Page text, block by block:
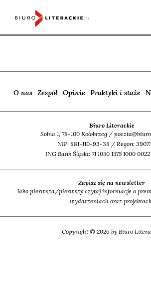
O nas Zespół Opinie Praktyki i staże
Biuro Literackie
Solna 1, 78-100 Kołobrzeg /
NIP: 881-110-93-38 / Regon:
ING Bank Śląski: 71 1050 1575 1000
Zapisz się na newsletter
Jako pierwsza/pierwszy czytaj informacje o
wydarzeniach oraz
Copyright © 2026 by Biuro